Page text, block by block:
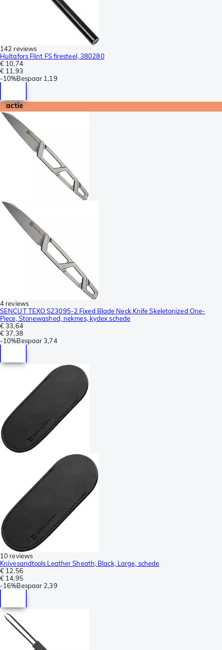
142 reviews
Hultafors Flint FS firesteel, 380280
€ 10,74
€ 11,93
-10%Bespaar 1,19
actie
4 reviews
SENCUT TEXO S23095-2 Fixed Blade Neck Knife Skeletonized One-
Piece, Stonewashed, nekmes, kydex schede
€ 33,64
€ 37,38
-10%Bespaar 3,74
10 reviews
Knivesandtools Leather Sheath, Black, Large, schede
€ 12,56
€ 14,95
-16%Bespaar 2,39